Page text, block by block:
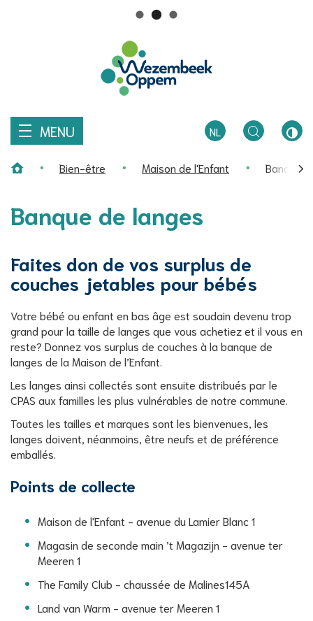
Wezembeek-
MENU
NL
ZOEKEN
Bien-être Maison de l'Enfant Banque
Banque de langes
Faites don de vos surplus de
couches jetables pour bébés
Votre bébé ou enfant en bas âge est soudain devenu trop
grand pour la taille de langes que vous achetiez et il vous en
reste? Donnez vos surplus de couches à la banque de
langes de la Maison de l’Enfant.
Les langes ainsi collectés sont ensuite distribués par le
CPAS aux familles les plus vulnérables de notre commune.
Toutes les tailles et marques sont les bienvenues, les
langes doivent, néanmoins, être neufs et de préférence
emballés.
Points de collecte
Maison de l'Enfant - avenue du Lamier Blanc 1
Magasin de seconde main ’t Magazijn - avenue ter
Meeren 1
The Family Club - chaussée de Malines145A
Land van Warm - avenue ter Meeren 1